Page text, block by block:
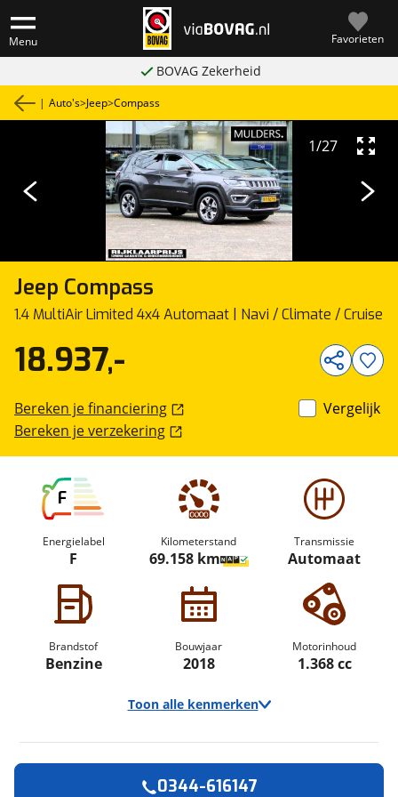
Menu Favorieten
BOVAG Zekerheid
| Auto's>Jeep>Compass
Jeep Compass
1.4 MultiAir Limited 4x4 Automaat | Navi / Climate / Cruise
1/27
F
Energielabel
F
Kilometerstand
69.158 km
Transmissie
Automaat
Brandstof
Benzine
Bouwjaar
2018
Motorinhoud
1.368 cc
Toon alle kenmerken
18.937,-
Bereken je financiering
Bereken je verzekering
Vergelijk
0344-616147